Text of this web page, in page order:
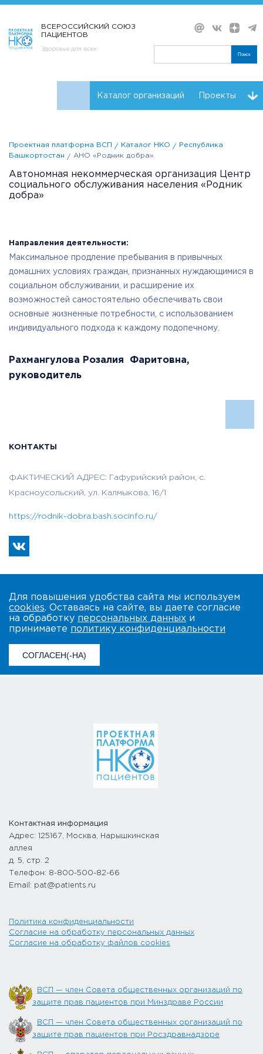
ВСЕРОССИЙСКИЙ СОЮЗ
ПАЦИЕНТОВ
Здоровье для всех
Поиск
Каталог организаций Проекты
Проектная платформа ВСП Каталог НКО
Республика
Башкортостан
АНО «Родник добра»
Автономная некоммерческая организация Центр
социального обслуживания населения «Родник
добра»
Направления деятельности:
Максимальное продление пребывания в привычных
домашних условиях граждан, признанных нуждающимися в
социальном обслуживании, и расширение их
возможностей самостоятельно обеспечивать свои
основные жизненные потребности, с использованием
индивидуального подхода к каждому подопечному.
Рахмангулова Розалия Фаритовна,
руководитель
КОНТАКТЫ
ФАКТИЧЕСКИЙ АДРЕС: Гафурийский район, с.
Красноусольский, ул. Калмыкова, 16/1
https://rodnik-dobra.bash.socinfo.ru/
Для повышения удобства сайта мы используем
cookies. Оставаясь на сайте, вы даете согласие
на обработку персональных данных и
принимаете политику конфиденциальности
СОГЛАСЕН(-НА)
Контактная информация
Адрес: 125167, Москва, Нарышкинская
аллея
д. 5, стр. 2
Телефон: 8-800-500-82-66
Email: pat@patients.ru
Политика конфиденциальности
Согласие на обработку персональных данных
Согласие на обработку файлов cookies
ВСП — член Совета общественных организаций по
защите прав пациентов при Минздраве России
ВСП — член Совета общественных организаций по
защите прав пациентов при Росздравнадзоре